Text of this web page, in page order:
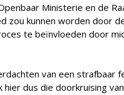
Ministerie en de
zou kunnen worden door
te beïnvloeden door
van een
hier dus die doorkruising